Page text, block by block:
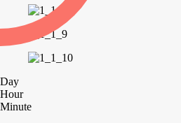
Day
Hour
Minute